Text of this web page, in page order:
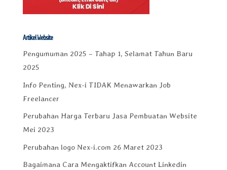
Artikel Website
Pengumuman 2025 – Tahap 1, Selamat Tahun Baru
2025
Info Penting, Nex-i TIDAK Menawarkan Job
Freelancer
Perubahan Harga Terbaru Jasa Pembuatan Website
Mei 2023
Perubahan logo Nex-i.com 26 Maret 2023
Bagaimana Cara Mengaktifkan Account Linkedin